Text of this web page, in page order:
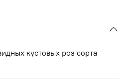
кустовых роз сорта